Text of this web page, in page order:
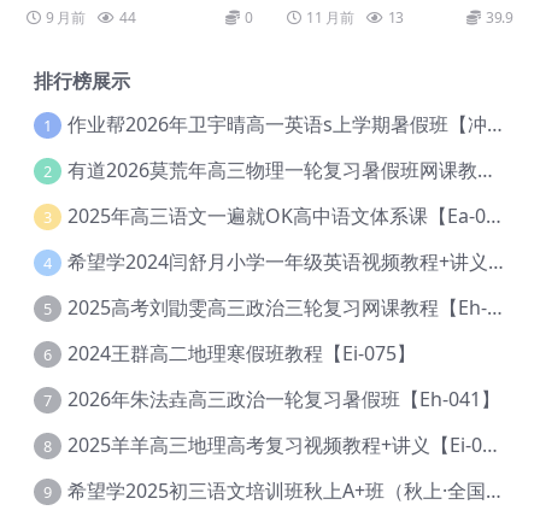
9 月前 44 0 11 月前 13 39.9
排行榜展示
1 作业帮2026年卫宇晴高一英语s上学期暑假班【冲顶班】【Ec-003】
2 有道2026莫荒年高三物理一轮复习暑假班网课教程【Ef-044】
3 2025年高三语文一遍就OK高中语文体系课【Ea-028】
4 希望学2024闫舒月小学一年级英语视频教程+讲义【Cc-004】
5 2025高考刘勖雯高三政治三轮复习网课教程【Eh-061】
6 2024王群高二地理寒假班教程【Ei-075】
7 2026年朱法垚高三政治一轮复习暑假班【Eh-041】
8 2025羊羊高三地理高考复习视频教程+讲义【Ei-051】
9 希望学2025初三语文培训班秋上A+班（秋上·全国版·A+）【Da-031】